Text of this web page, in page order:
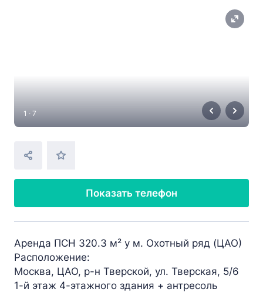
1 · 7
Показать телефон
Аренда ПСН 320.3 м² у м. Охотный ряд (ЦАО)
Расположение:
Москва, ЦАО, р-н Тверской, ул. Тверская, 5/6
1-й этаж 4-этажного здания + антресоль